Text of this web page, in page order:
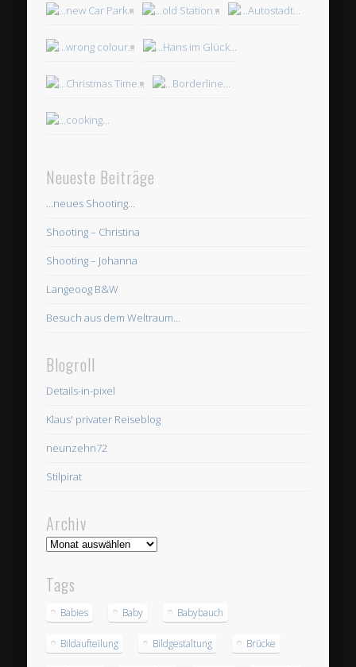
Neueste Beiträge
…neues Shooting…
Shooting – Christina
Shooting – Johanna
Langeoog B&W
Besuch aus dem Weltraum…
Blogroll
Details-in-pixel
Klaus' privater Reiseblog
neunzehn72
Stilpirat
Archiv
Archiv
Tags
Babies Baby Babybauch
Bildaufteilung Bildgestaltung Brücke